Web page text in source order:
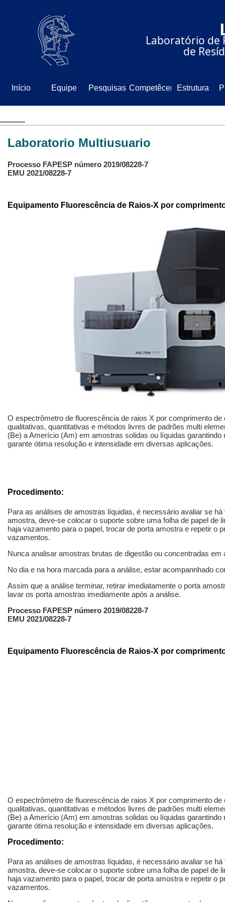
⠀⠀⠀⠀Laboratório de
⠀⠀⠀⠀⠀⠀⠀⠀⠀de
Início Equipe Pesquisas CompetêcenciaEstrutura
Laboratorio Multiusuario
Processo FAPESP número 2019/08228-7
EMU 2021/08228-7
Equipamento Fluorescência de Raios-X por
O espectrômetro de fluorescência de raios X por comprimento
qualitativas, quantitativas e métodos livres de padrões multi
(Be) a Amerício (Am) em amostras solidas ou líquidas
garante ótima resolução e intensidade em diversas aplicações.
Procedimento:
Para as análises de amostras líquidas, é necessário avaliar se
amostra, deve-se colocar o suporte sobre uma folha de papel de
haja vazamento para o papel, trocar de porta amostra e repetir o
vazamentos.
Nunca analisar amostras brutas de digestão ou concentradas em
No dia e na hora marcada para a análise, estar acompannhado
Assim que a análise terminar, retirar imediatamente o porta
lavar os porta amostras imediamente após a análise.
Processo FAPESP número 2019/08228-7
EMU 2021/08228-7
Equipamento Fluorescência de Raios-X por
O espectrômetro de fluorescência de raios X por comprimento
qualitativas, quantitativas e métodos livres de padrões multi
(Be) a Amerício (Am) em amostras solidas ou líquidas
garante ótima resolução e intensidade em diversas aplicações.
Procedimento:
Para as análises de amostras líquidas, é necessário avaliar se
amostra, deve-se colocar o suporte sobre uma folha de papel de
haja vazamento para o papel, trocar de porta amostra e repetir o
vazamentos.